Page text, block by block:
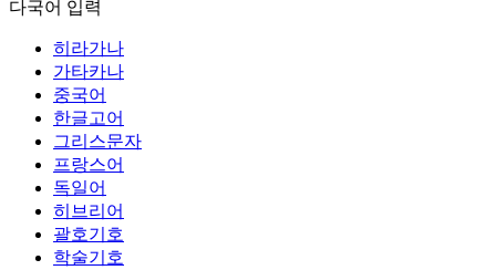
다국어 입력
히라가나
가타카나
중국어
한글고어
그리스문자
프랑스어
독일어
히브리어
괄호기호
학술기호